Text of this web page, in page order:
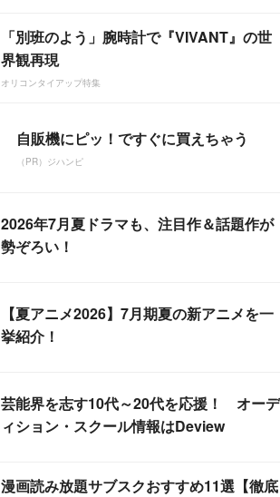
「別班のよう」腕時計で『VIVANT』の世
界観再現
オリコンタイアップ特集
自販機にピッ！ですぐに買えちゃう
（PR）ジハンピ
2026年7月夏ドラマも、注目作＆話題作が
勢ぞろい！
【夏アニメ2026】7月期夏の新アニメを一
挙紹介！
芸能界を志す10代～20代を応援！ オーデ
ィション・スクール情報はDeview
漫画読み放題サブスクおすすめ11選【徹底